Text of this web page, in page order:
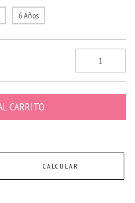
6 Años
CALCULAR